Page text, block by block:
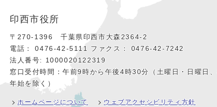
印西市役所
〒270-1396 千葉県印西市大森2364‐2
電話： 0476‐42‐5111 ファクス： 0476‐42‐7242
法人番号: 1000020122319
窓口受付時間：午前9時から午後4時30分（土曜日・日曜日
年始を除く）
ホームページについて ウェブアクセシビリティ方針